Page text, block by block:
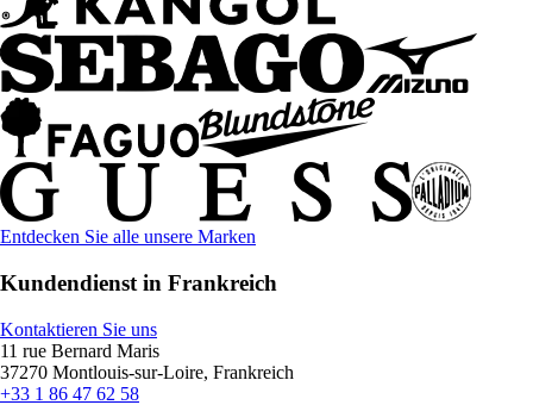
Entdecken Sie alle unsere Marken
Kundendienst in Frankreich
Kontaktieren Sie uns
11 rue Bernard Maris
37270 Montlouis-sur-Loire, Frankreich
+33 1 86 47 62 58